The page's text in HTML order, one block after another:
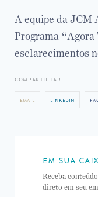
A equipe da JCM
Programa “Agora
esclarecimentos
compartilhar
email linkedin
em sua
Receba
direto em seu